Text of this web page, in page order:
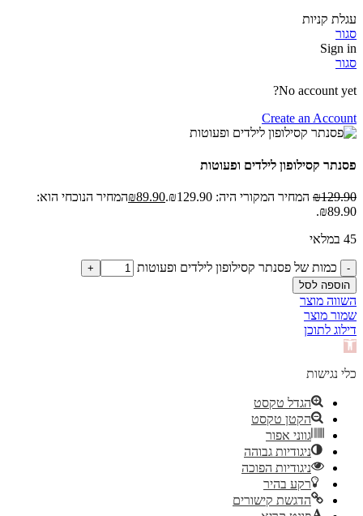
עגלת קניות
סגור
Sign in
סגור
No account yet?
Create an Account
פסנתר קסילופון לילדים ופעוטות
₪129.90 המחיר המקורי היה: ₪129.90. ₪89.90
המחיר הנוכחי הוא:
₪89.90.
45 במלאי
כמות של פסנתר קסילופון לילדים ופעוטות
הוספה לסל
השווה מוצר
שמור מוצר
דילוג לתוכן
פתח
נגישות
כלי נגישות
הגדל טקסט
הקטן טקסט
גווני אפור
ניגודיות גבוהה
ניגודיות הפוכה
רקע בהיר
הדגשת קישורים